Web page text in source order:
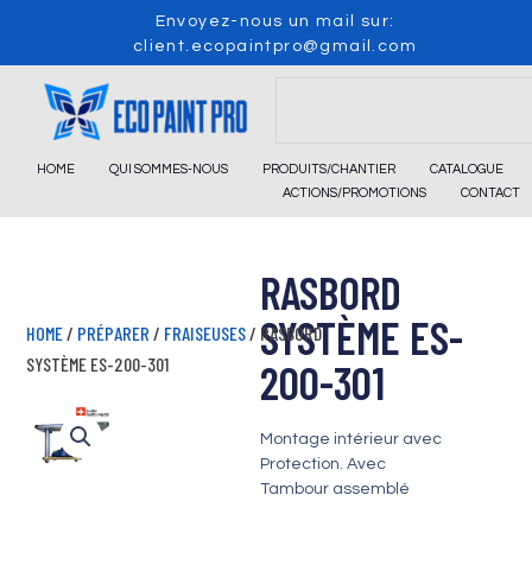
content
Envoyez-nous un mail sur:
client.ecopaintpro@gmail.com
HOME QUI SOMMES-NOUS PRODUITS/CHANTIER
CATALOGUE
ACTIONS/PROMOTIONS
CONTACT
RASBORD
SYSTÈME ES-
200-301
Montage intérieur avec
Protection. Avec
Tambour assemblé
HOME / PRÉPARER / FRAISEUSES / RASBORD
SYSTÈME ES-200-301